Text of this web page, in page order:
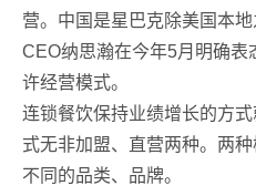
营。中国是星巴克除美国本
CEO纳思瀚在今年5月明确表
许经营模式。
连锁餐饮保持业绩增长的方
式无非加盟、直营两种。两
不同的品类、品牌。